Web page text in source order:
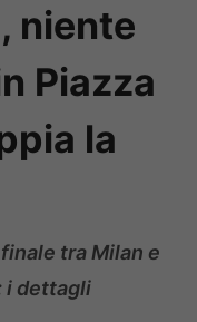
niente
Piazza
la
tra Milan e
i dettagli